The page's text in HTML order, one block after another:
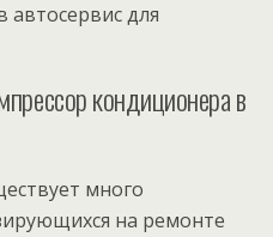
автосервис для
кондиционера в
много
на ремонте